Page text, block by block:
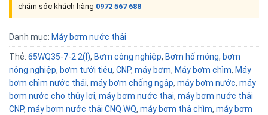
chăm sóc khách hàng 0972 567 688
Danh mục: Máy bơm nước thải
Thẻ: 65WQ35-7-2.2(I), Bơm công nghiệp, Bơm hố móng, bơm
nông nghiệp, bơm tưới tiêu, CNP, máy bơm, Máy bơm chìm, Máy
bơm chìm nước thải, máy bơm chống ngập, máy bơm nước, máy
bơm nước cho thủy lợi, máy bơm nước thai, máy bơm nước thải
CNP, máy bơm nước thải CNQ WQ, máy bơm thả chìm, máy bơm